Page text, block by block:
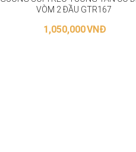
VÒM 2 ĐẦU GTR167
1,050,000VNĐ